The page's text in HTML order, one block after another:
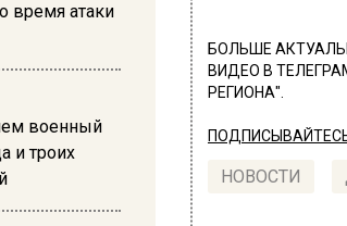
время атаки
военный
и троих
БОЛЬШЕ
ВИДЕО В
РЕГИОНА".
НОВОСТИ